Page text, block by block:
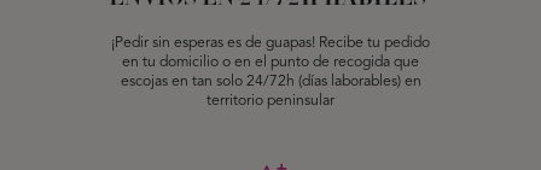
¡Pedir sin esperas es de guapas! Recibe tu pedido
en tu domicilio o en el punto de recogida que
escojas en tan solo 24/72h (días laborables) en
territorio peninsular